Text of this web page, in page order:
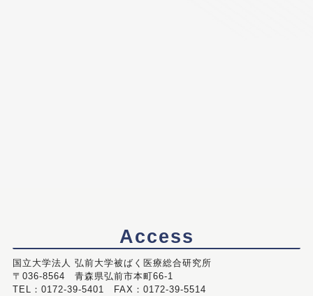
Access
国立大学法人 弘前大学被ばく医療総合研究所
〒036-8564 青森県弘前市本町66-1
TEL：0172-39-5401 FAX：0172-39-5514